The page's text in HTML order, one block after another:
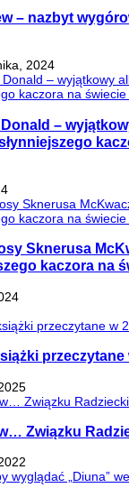
– nazbyt
2024
–
Sknerusa
kaczora na
przeczytane
Związku